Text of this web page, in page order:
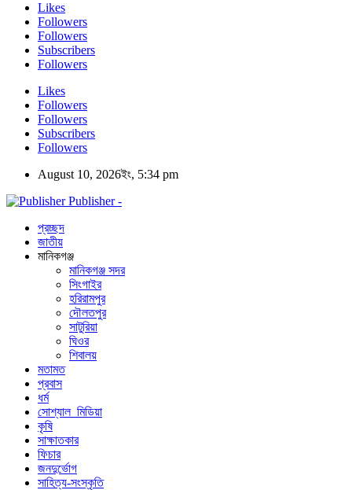
Likes
Followers
Followers
Subscribers
Followers
Likes
Followers
Followers
Subscribers
Followers
August 10, 2026ইং, 5:34 pm
Publisher -
প্রচ্ছদ
জাতীয়
মানিকগঞ্জ
মানিকগঞ্জ সদর
সিংগাইর
হরিরামপুর
দৌলতপুর
সাটুরিয়া
ঘিওর
শিবালয়
মতামত
প্রবাস
ধর্ম
সোশ্যাল_মিডিয়া
কৃষি
সাক্ষাতকার
ফিচার
জনদুর্ভোগ
সাহিত্য-সংস্কৃতি